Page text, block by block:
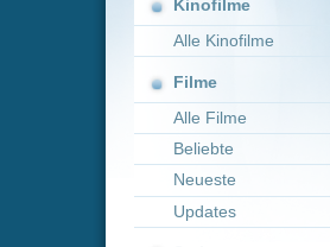
Beliebte
Serien
Alle Serien
Beliebte
Neuste